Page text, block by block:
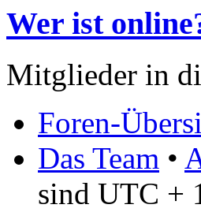
Wer ist
Mitglieder in
Foren-
Das Team •
sind UTC +